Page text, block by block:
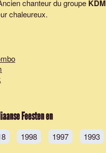
chanteur du groupe KDM
chaleureux.
Feesten en
1998 1997 1993